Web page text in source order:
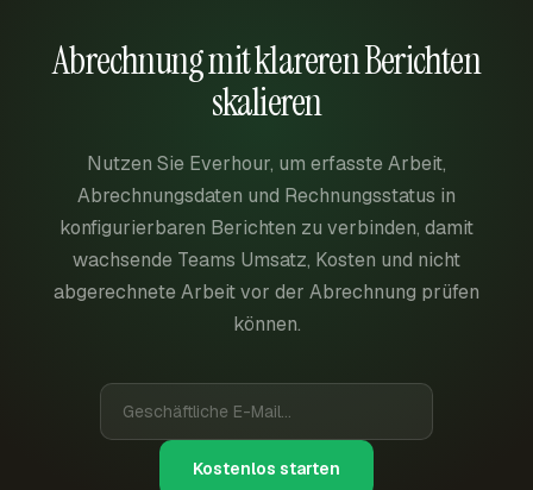
Abrechnung mit klareren Berichten
skalieren
Nutzen Sie Everhour, um erfasste Arbeit,
Abrechnungsdaten und Rechnungsstatus in
konfigurierbaren Berichten zu verbinden, damit
wachsende Teams Umsatz, Kosten und nicht
abgerechnete Arbeit vor der Abrechnung prüfen
können.
Kostenlos starten